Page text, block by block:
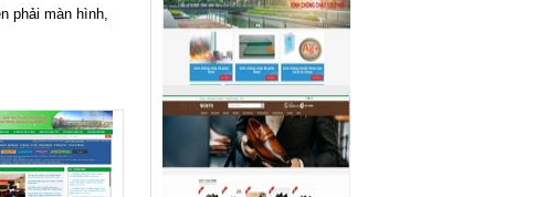
phải màn hình,